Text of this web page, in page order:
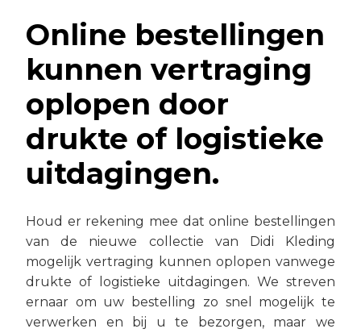
Online bestellingen
kunnen vertraging
oplopen door
drukte of logistieke
uitdagingen.
Houd er rekening mee dat online bestellingen
van de nieuwe collectie van Didi Kleding
mogelijk vertraging kunnen oplopen vanwege
drukte of logistieke uitdagingen. We streven
ernaar om uw bestelling zo snel mogelijk te
verwerken en bij u te bezorgen, maar we